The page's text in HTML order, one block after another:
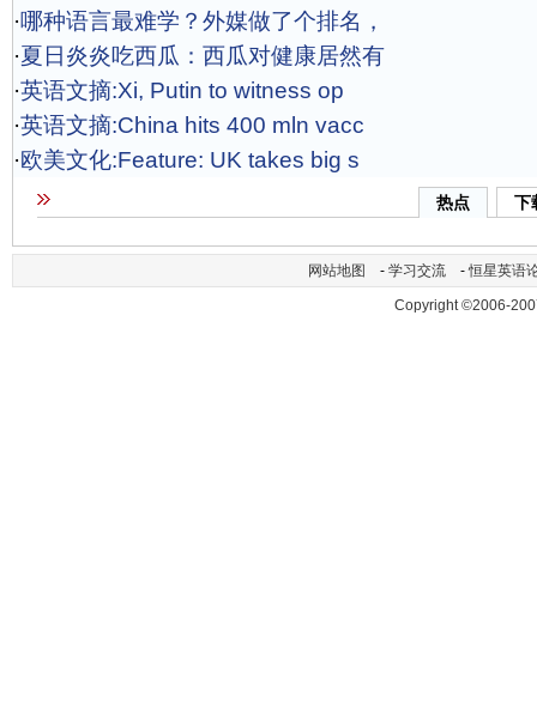
·哪种语言最难学？外媒做了个排名，
·夏日炎炎吃西瓜：西瓜对健康居然有
·英语文摘:Xi, Putin to witness op
·英语文摘:China hits 400 mln vacc
·欧美文化:Feature: UK takes big s
热点 下
网站地图 - 学习交流 -恒星英语
Copyright ©2006-